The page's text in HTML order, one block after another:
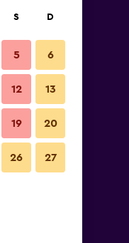
S D
5 6
12 13
19 20
26 27